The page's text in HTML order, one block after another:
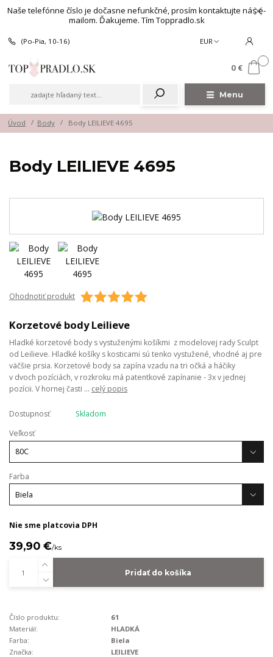
Naše telefónne číslo je dočasne nefunkčné, prosím kontaktujte nás e-
mailom. Ďakujeme. Tím Toppradlo.sk
Menu
EUR
(Po-Pia, 10-16)
0 €
Úvod Body Body LEILIEVE 4695
Body LEILIEVE 4695
Ohodnotiť produkt
Korzetové body Leilieve
Hladké korzetové body s vystuženými košíkmi z modelovej rady Sculpt
od Leilieve. Hladké košíky s kosticami sú tenko vystužené, vhodné aj pre
väčšie prsia. Korzetové body sa zapína vzadu na tri očká a háčiky
v dvoch pozíciách, v rozkroku má patentkové zapínanie - 3x v jednej
pozícii. V hornej časti ... celý popis
Dostupnosť
Skladom
Veľkosť
Farba
Nie sme platcovia DPH
39,90 €/ks
Pridať do košíka
Číslo produktu:
61
Materiál:
HLADKÁ
Farba:
Biela
Značka:
LEILIEVE